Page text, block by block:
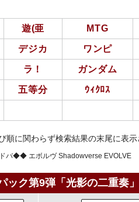
遊(亜 MTG
デジカ ワンピ
ラ！ ガンダム
五等分 ｳｨｸﾛｽ
順に関わらず検索結果の末尾に表
バ◆◆ エボルヴ Shadowverse EVOLVE
ック第9弾「光影の二重奏」